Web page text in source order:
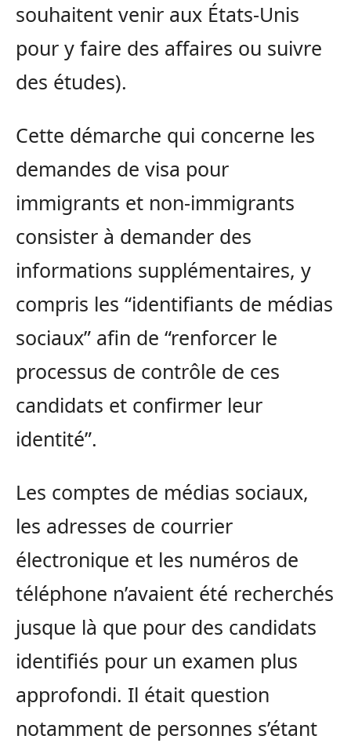
souhaitent venir aux États-Unis
pour y faire des affaires ou suivre
des études).
Cette démarche qui concerne les
demandes de visa pour
immigrants et non-immigrants
consister à demander des
informations supplémentaires, y
compris les “identifiants de médias
sociaux” afin de “renforcer le
processus de contrôle de ces
candidats et confirmer leur
identité”.
Les comptes de médias sociaux,
les adresses de courrier
électronique et les numéros de
téléphone n’avaient été recherchés
jusque là que pour des candidats
identifiés pour un examen plus
approfondi. Il était question
notamment de personnes s’étant